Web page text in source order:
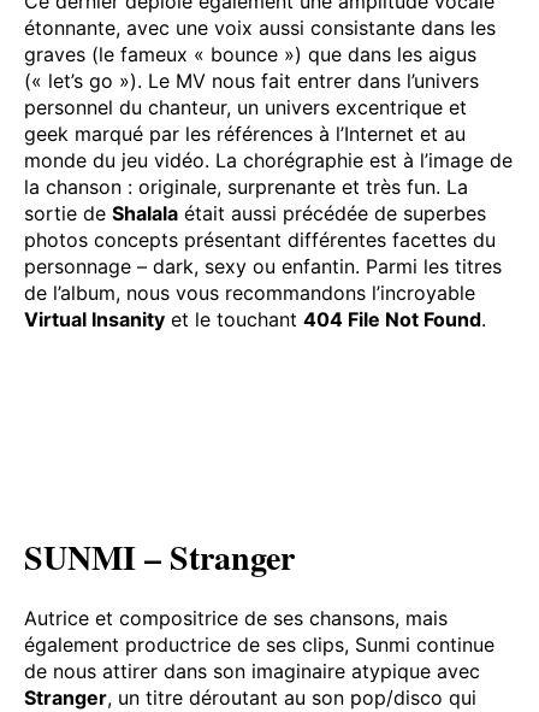
étonnante, avec une voix aussi consistante dans les
graves (le fameux « bounce ») que dans les aigus
(« let’s go »). Le MV nous fait entrer dans l’univers
personnel du chanteur, un univers excentrique et
geek marqué par les références à l’Internet et au
monde du jeu vidéo. La chorégraphie est à l’image de
la chanson : originale, surprenante et très fun. La
sortie de Shalala était aussi précédée de superbes
photos concepts présentant différentes facettes du
personnage – dark, sexy ou enfantin. Parmi les titres
de l’album, nous vous recommandons l’incroyable
Virtual Insanity et le touchant 404 File Not Found.
SUNMI – Stranger